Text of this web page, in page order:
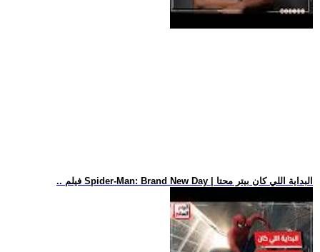
.. فيلم Spider-Man: Brand New Day | البداية اللي كان بيتر محتا